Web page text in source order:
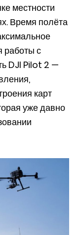
местности
Время полёта
работы с
DJI Pilot 2 —
карт
уже давно